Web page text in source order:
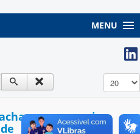
MENU
Exibir #
que seu pior